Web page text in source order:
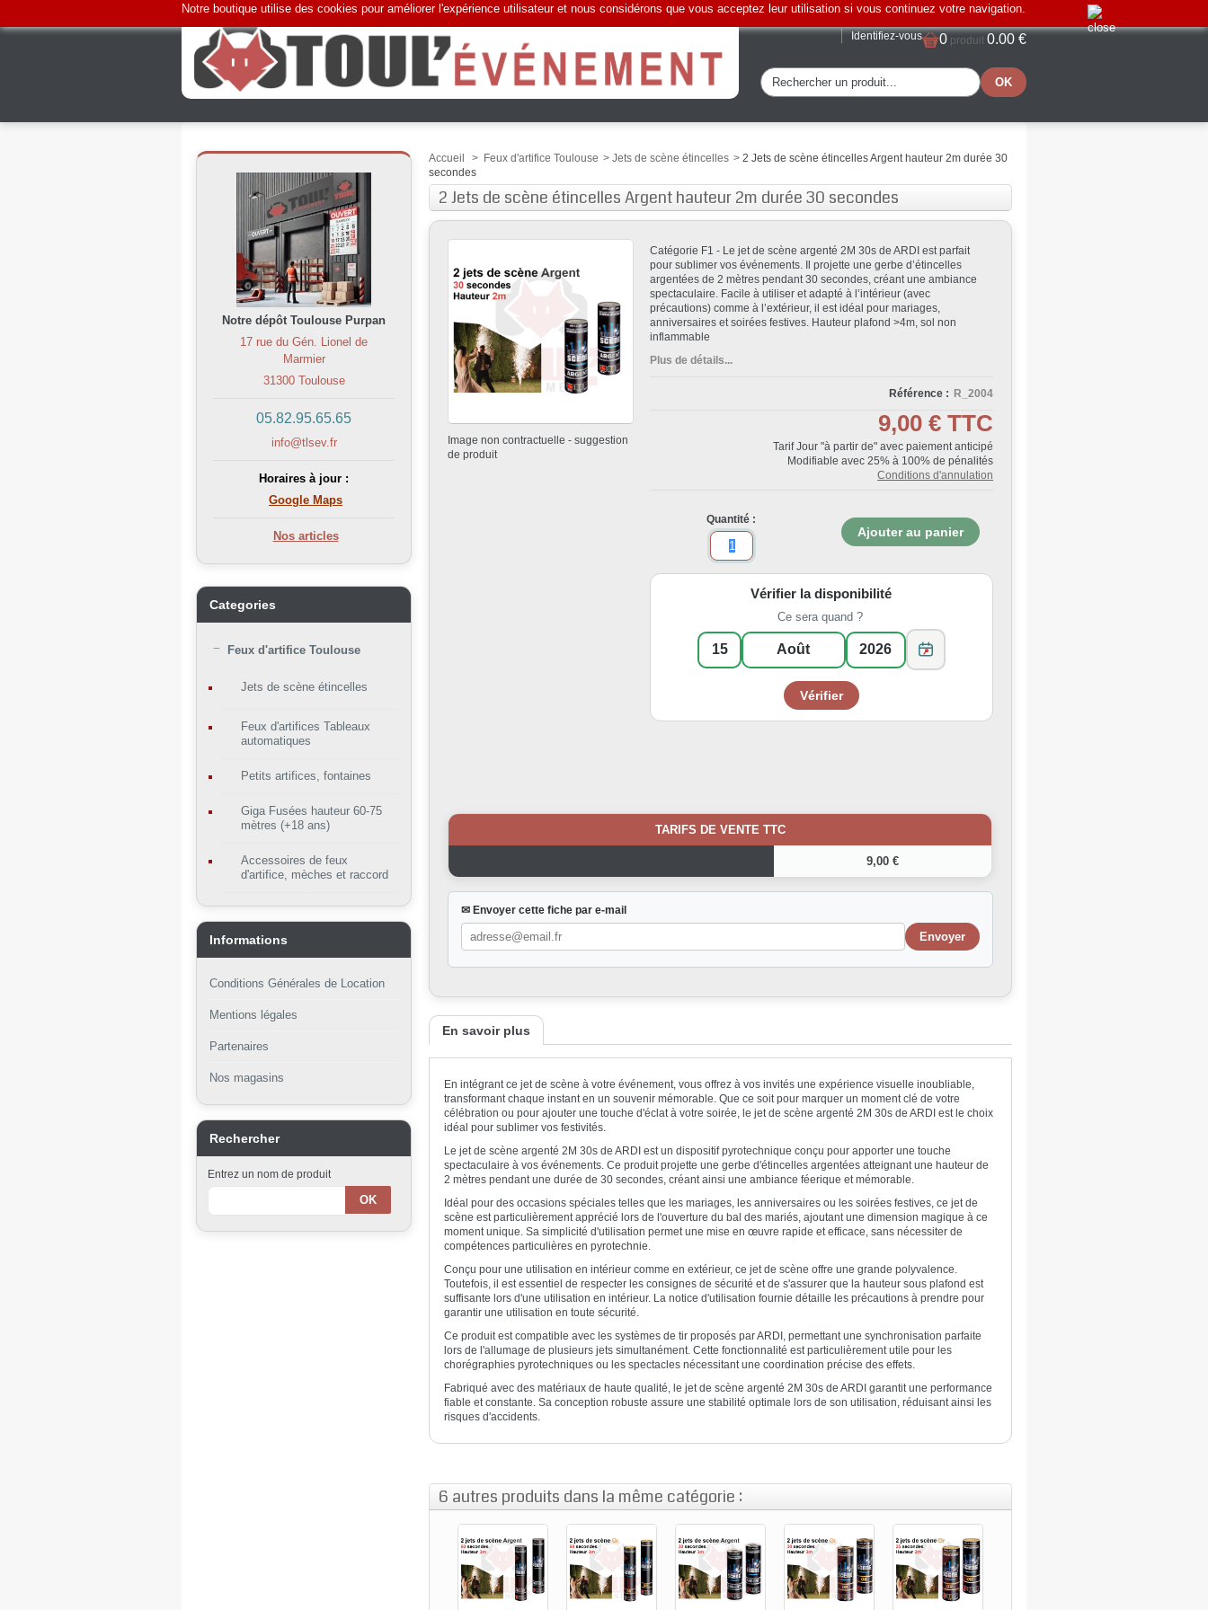
Identifiez-vous 0 produit 0.00 €
Notre boutique utilise des cookies pour améliorer l'expérience utilisateur et nous considérons que vous acceptez leur utilisation si vous continuez votre navigation.
Notre dépôt Toulouse Purpan
17 rue du Gén. Lionel de
Marmier
31300 Toulouse
05.82.95.65.65
info@tlsev.fr
Horaires à jour :
Google Maps
Nos articles
Categories
Feux d'artifice Toulouse
Jets de scène étincelles
Feux d'artifices Tableaux
automatiques
Petits artifices, fontaines
Giga Fusées hauteur 60-75
mètres (+18 ans)
Accessoires de feux
d'artifice, mèches et raccord
Informations
Conditions Générales de Location
Mentions légales
Partenaires
Nos magasins
Rechercher
Entrez un nom de produit
Accueil > Feux d'artifice Toulouse > Jets de scène étincelles > 2 Jets de scène étincelles Argent hauteur 2m durée 30
secondes
2 Jets de scène étincelles Argent hauteur 2m durée 30 secondes
Image non contractuelle - suggestion
de produit
Catégorie F1 - Le jet de scène argenté 2M 30s de ARDI est parfait
pour sublimer vos événements. Il projette une gerbe d’étincelles
argentées de 2 mètres pendant 30 secondes, créant une ambiance
spectaculaire. Facile à utiliser et adapté à l’intérieur (avec
précautions) comme à l’extérieur, il est idéal pour mariages,
anniversaires et soirées festives. Hauteur plafond >4m, sol non
inflammable
Plus de détails...
Référence : R_2004
9,00 € TTC
Tarif Jour "à partir de" avec paiement anticipé
Modifiable avec 25% à 100% de pénalités
Conditions d'annulation
Quantité :
Vérifier la disponibilité
Ce sera quand ?
TARIFS DE VENTE TTC
9,00 €
✉ Envoyer cette fiche par e-mail
En savoir plus
En intégrant ce jet de scène à votre événement, vous offrez à vos invités une expérience visuelle inoubliable,
transformant chaque instant en un souvenir mémorable. Que ce soit pour marquer un moment clé de votre
célébration ou pour ajouter une touche d'éclat à votre soirée, le jet de scène argenté 2M 30s de ARDI est le choix
idéal pour sublimer vos festivités.
Le jet de scène argenté 2M 30s de ARDI est un dispositif pyrotechnique conçu pour apporter une touche
spectaculaire à vos événements. Ce produit projette une gerbe d'étincelles argentées atteignant une hauteur de
2 mètres pendant une durée de 30 secondes, créant ainsi une ambiance féerique et mémorable.
Idéal pour des occasions spéciales telles que les mariages, les anniversaires ou les soirées festives, ce jet de
scène est particulièrement apprécié lors de l'ouverture du bal des mariés, ajoutant une dimension magique à ce
moment unique. Sa simplicité d'utilisation permet une mise en œuvre rapide et efficace, sans nécessiter de
compétences particulières en pyrotechnie.
Conçu pour une utilisation en intérieur comme en extérieur, ce jet de scène offre une grande polyvalence.
Toutefois, il est essentiel de respecter les consignes de sécurité et de s'assurer que la hauteur sous plafond est
suffisante lors d'une utilisation en intérieur. La notice d'utilisation fournie détaille les précautions à prendre pour
garantir une utilisation en toute sécurité.
Ce produit est compatible avec les systèmes de tir proposés par ARDI, permettant une synchronisation parfaite
lors de l'allumage de plusieurs jets simultanément. Cette fonctionnalité est particulièrement utile pour les
chorégraphies pyrotechniques ou les spectacles nécessitant une coordination précise des effets.
Fabriqué avec des matériaux de haute qualité, le jet de scène argenté 2M 30s de ARDI garantit une performance
fiable et constante. Sa conception robuste assure une stabilité optimale lors de son utilisation, réduisant ainsi les
risques d'accidents.
6 autres produits dans la même catégorie :